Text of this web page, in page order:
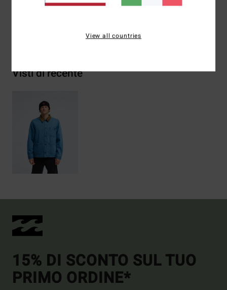
Spedizioni e Resi
Visti di recente
15% DI SCONTO SUL TUO
PRIMO ORDINE*
View all countries